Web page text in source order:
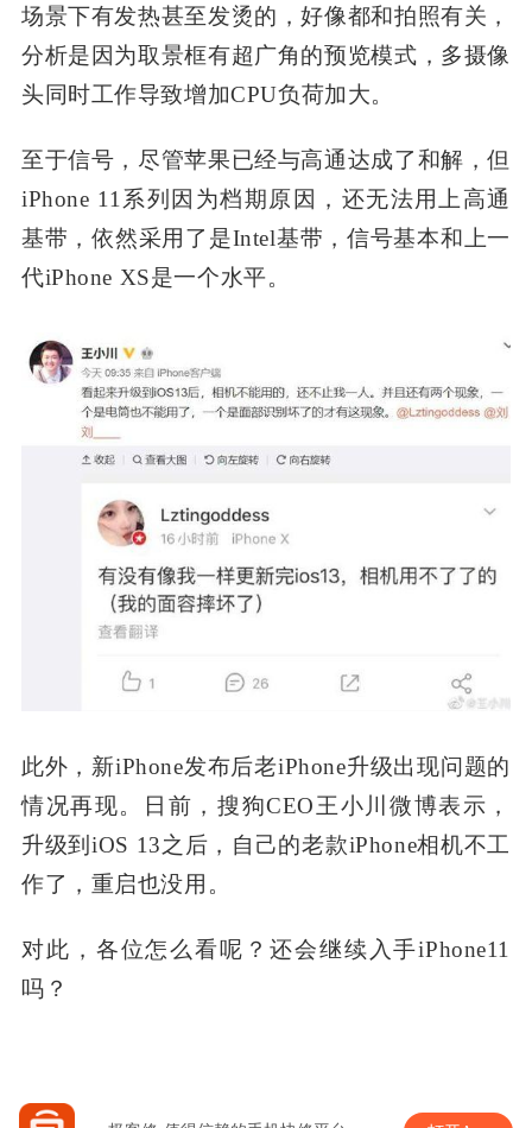
场景下有发热甚至发烫的，好像都和拍照有关，
分析是因为取景框有超广角的预览模式，多摄像
头同时工作导致增加CPU负荷加大。
至于信号，尽管苹果已经与高通达成了和解，但
iPhone 11系列因为档期原因，还无法用上高通
基带，依然采用了是Intel基带，信号基本和上一
代iPhone XS是一个水平。
此外，新iPhone发布后老iPhone升级出现问题的
情况再现。日前，搜狗CEO王小川微博表示，
升级到iOS 13之后，自己的老款iPhone相机不工
作了，重启也没用。
对此，各位怎么看呢？还会继续入手iPhone11
吗？